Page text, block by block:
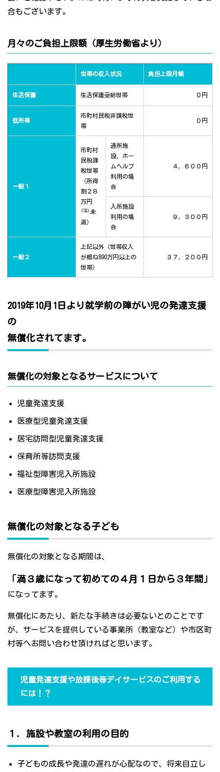
合もございます。
月々のご負担上限額（厚生労働省より）
世帯の収入状況 負担上限月額
生活保護 生活保護受給世帯 ０円
低所得
市町村民税非課税世
帯
０円
一般１
市町村
民税課
税世帯
（所得
割２８
万円
(注) 未
満）
通所施
設、ホー
ムヘルプ
利用の場
合
４，６００円
入所施設
利用の場
合
９，３００円
一般２
上記以外（世帯収入
が概ね890万円以上の
世帯）
３７，２００円
2019年10月1日より就学前の障がい児の発達支援
の
無償化されてます。
無償化の対象となるサービスについて
児童発達支援
医療型児童発達支援
居宅訪問型児童発達支援
保育所等訪問支援
福祉型障害児入所施設
医療型障害児入所施設
無償化の対象となる子ども
無償化の対象となる期間は、
「満３歳になって初めての４月１日から３年間」
になってます。
無償化にあたり、新たな手続きは必要ないとのことです
が、サービスを提供している事業所（教室など）や市区町
村等へお問い合わせ頂ければと思います。
児童発達支援や放課後等デイサービスのご利用する
には！？
１．施設や教室の利用の目的
子どもの成長や発達の遅れが心配なので、将来自立し